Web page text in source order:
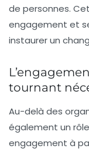
de personnes.
engagement et
instaurer un
tournant
Au-delà des
également un
engagement à